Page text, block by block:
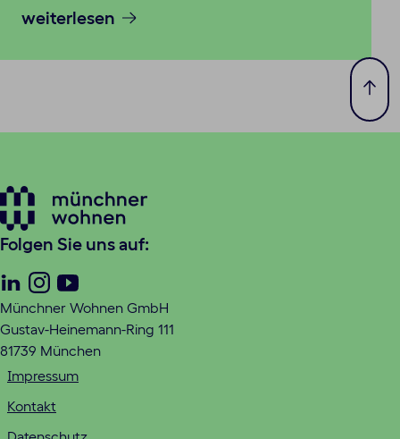
weiterlesen
Zum
Folgen Sie uns auf:
Linkedin
Instagram
Youtube
Münchner Wohnen GmbH
Gustav-Heinemann-Ring 111
81739 München
Impressum
Kontakt